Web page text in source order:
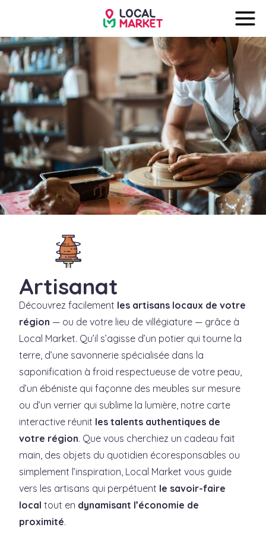
Artisanat
Découvrez facilement les artisans locaux de votre
région — ou de votre lieu de villégiature — grâce à
Local Market. Qu’il s’agisse d’un potier qui tourne la
terre, d’une savonnerie spécialisée dans la
saponification à froid respectueuse de votre peau,
d’un ébéniste qui façonne des meubles sur mesure
ou d’un verrier qui sublime la lumière, notre carte
interactive réunit les talents authentiques de
votre région. Que vous cherchiez un cadeau fait
main, des objets du quotidien écoresponsables ou
simplement l’inspiration, Local Market vous guide
vers les artisans qui perpétuent le savoir-faire
local tout en dynamisant l’économie de
proximité.